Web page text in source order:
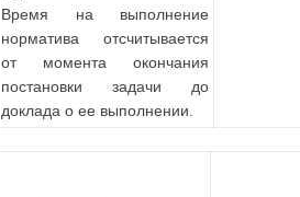
Время на выполнение
норматива отсчитывается
от момента окончания
постановки задачи до
доклада о ее выполнении.